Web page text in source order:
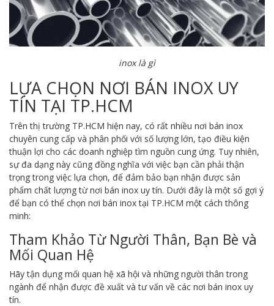
inox là gì
LỰA CHỌN NƠI BÁN INOX UY
TÍN TẠI TP.HCM
Trên thị trường TP.HCM hiện nay, có rất nhiều nơi bán inox
chuyên cung cấp và phân phối với số lượng lớn, tạo điều kiện
thuận lợi cho các doanh nghiệp tìm nguồn cung ứng. Tuy nhiên,
sự đa dạng này cũng đồng nghĩa với việc bạn cần phải thận
trọng trong việc lựa chọn, để đảm bảo bạn nhận được sản
phẩm chất lượng từ nơi bán inox uy tín. Dưới đây là một số gợi ý
để bạn có thể chọn nơi bán inox tại TP.HCM một cách thông
minh:
Tham Khảo Từ Người Thân, Bạn Bè và
Mối Quan Hệ
Hãy tận dụng mối quan hệ xã hội và những người thân trong
ngành để nhận được đề xuất và tư vấn về các nơi bán inox uy
tín.